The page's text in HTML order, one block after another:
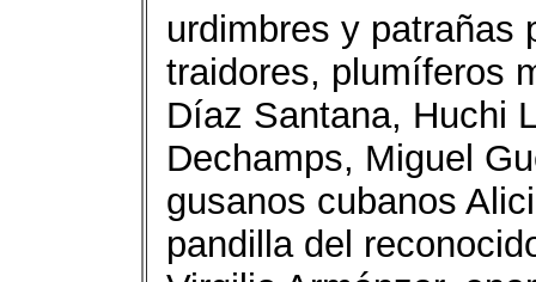
urdimbres y patrañas
traidores, plumíferos
Díaz Santana, Huchi
Dechamps, Miguel
gusanos cubanos
pandilla del